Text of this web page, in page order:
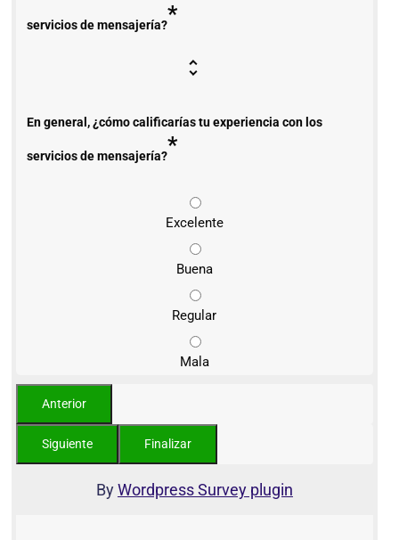
servicios de mensajería?*
En general, ¿cómo calificarías tu experiencia con los
servicios de mensajería?*
Excelente
Buena
Regular
Mala
ByWordpress Survey plugin